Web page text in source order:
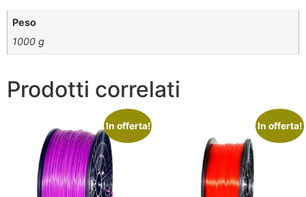
Peso
1000 g
Prodotti correlati
In offerta! In offerta!